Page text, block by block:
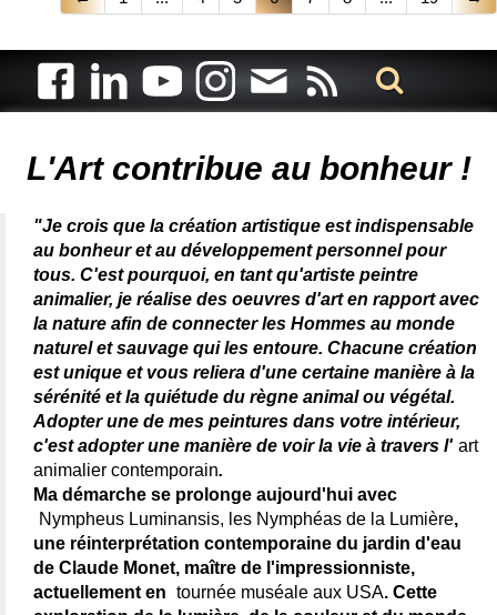
L'Art contribue au bonheur !
"Je crois que la création artistique est indispensable
au bonheur et au développement personnel pour
tous. C'est pourquoi, en tant qu'artiste peintre
animalier, je réalise des oeuvres d'art en rapport avec
la nature afin de connecter les Hommes au monde
naturel et sauvage qui les entoure. Chacune création
est unique et vous reliera d'une certaine manière à la
sérénité et la quiétude du règne animal ou végétal.
Adopter une de mes peintures dans votre intérieur,
c'est adopter une manière de voir la vie à travers l' art
animalier contemporain.
Ma démarche se prolonge aujourd'hui avec
Nympheus Luminansis, les Nymphéas de la Lumière,
une réinterprétation contemporaine du jardin d'eau
de Claude Monet, maître de l'impressionniste,
actuellement en tournée muséale aux USA. Cette